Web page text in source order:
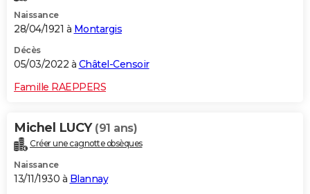
Naissance
28/04/1921 à Montargis
Décès
05/03/2022 à Châtel-Censoir
Famille RAEPPERS
Michel LUCY (91 ans)
Créer une cagnotte obsèques
Naissance
13/11/1930 à Blannay